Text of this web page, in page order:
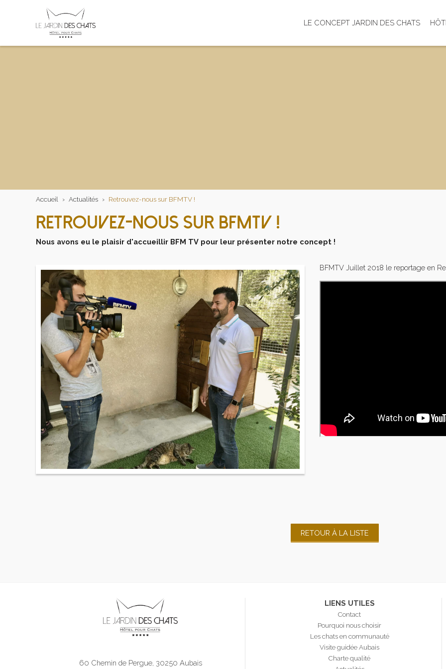
LE CONCEPT JARDIN DES CHATS
Accueil › Actualités › Retrouvez-nous sur BFMTV !
RETROUVEZ-NOUS SUR BFMTV !
Nous avons eu le plaisir d'accueillir BFM TV pour leur présenter notre concept !
BFMTV Juillet 2018 le reportage en
RETOUR À LA LISTE
60 Chemin de Pergue, 30250 Aubais
LIENS UTILES
Contact
Pourquoi nous choisir
Les chats en communauté
Visite guidée Aubais
Charte qualité